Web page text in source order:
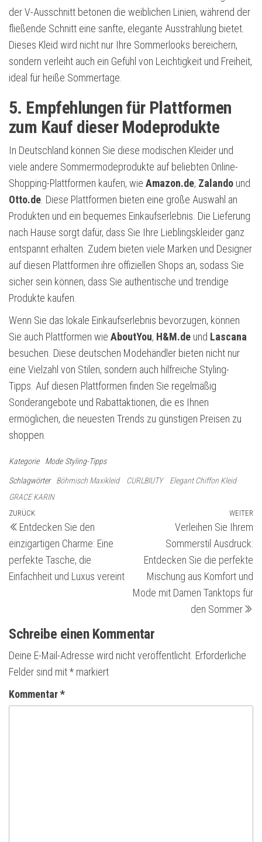
der V-Ausschnitt betonen die weiblichen Linien, während der
fließende Schnitt eine sanfte, elegante Ausstrahlung bietet.
Dieses Kleid wird nicht nur Ihre Sommerlooks bereichern,
sondern verleiht auch ein Gefühl von Leichtigkeit und Freiheit,
ideal für heiße Sommertage.
5. Empfehlungen für Plattformen
zum Kauf dieser Modeprodukte
In Deutschland können Sie diese modischen Kleider und
viele andere Sommermodeprodukte auf beliebten Online-
Shopping-Plattformen kaufen, wie Amazon.de, Zalando und
Otto.de . Diese Plattformen bieten eine große Auswahl an
Produkten und ein bequemes Einkaufserlebnis. Die Lieferung
nach Hause sorgt dafür, dass Sie Ihre Lieblingskleider ganz
entspannt erhalten. Zudem bieten viele Marken und Designer
auf diesen Plattformen ihre offiziellen Shops an, sodass Sie
sicher sein können, dass Sie authentische und trendige
Produkte kaufen.
Wenn Sie das lokale Einkaufserlebnis bevorzugen, können
Sie auch Plattformen wie AboutYou, H&M.de und Lascana
besuchen. Diese deutschen Modehändler bieten nicht nur
eine Vielzahl von Stilen, sondern auch hilfreiche Styling-
Tipps. Auf diesen Plattformen finden Sie regelmäßig
Sonderangebote und Rabattaktionen, die es Ihnen
ermöglichen, die neuesten Trends zu günstigen Preisen zu
shoppen.
Kategorie Mode Styling-Tipps
Schlagwörter Böhmisch Maxikleid CURLBIUTY
Elegant Chiffon Kleid
GRACE KARIN
Beitragsnavigation
Vorheriger
Beitrag
ZURÜCK
Entdecken Sie den
einzigartigen Charme: Eine
perfekte Tasche, die
Einfachheit und Luxus vereint
WEITER
Verleihen Sie Ihrem
Sommerstil Ausdruck:
Entdecken Sie die perfekte
Mischung aus Komfort und
Mode mit Damen Tanktops für
den Sommer
Schreibe einen Kommentar
Deine E-Mail-Adresse wird nicht veröffentlicht. Erforderliche
Felder sind mit* markiert
Kommentar*